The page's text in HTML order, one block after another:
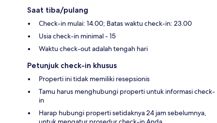
Saat tiba/pulang
Check-in mulai: 14.00; Batas waktu check-in: 23.00
Usia check-in minimal - 15
Waktu check-out adalah tengah hari
Petunjuk check-in khusus
Properti ini tidak memiliki resepsionis
Tamu harus menghubungi properti untuk informasi check-
in
Harap hubungi properti setidaknya 24 jam sebelumnya,